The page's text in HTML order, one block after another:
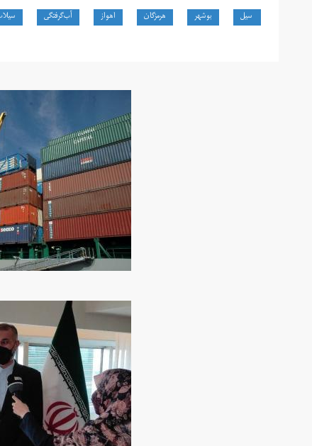
سیل بوشهر هرمزگان اهواز آب‌گرفتگی